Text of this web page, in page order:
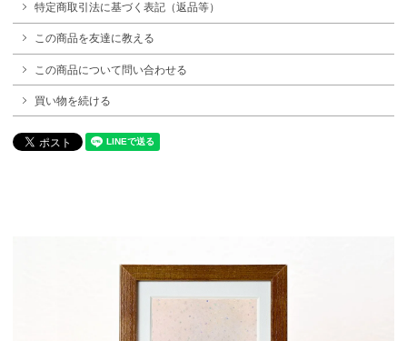
特定商取引法に基づく表記（返品等）
この商品を友達に教える
この商品について問い合わせる
買い物を続ける